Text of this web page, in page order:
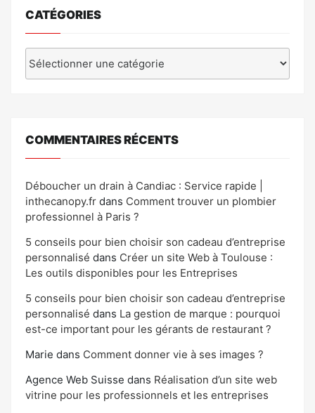
CATÉGORIES
COMMENTAIRES RÉCENTS
Déboucher un drain à Candiac : Service rapide |
inthecanopy.fr dans Comment trouver un plombier
professionnel à Paris ?
5 conseils pour bien choisir son cadeau d’entreprise
personnalisé dans Créer un site Web à Toulouse :
Les outils disponibles pour les Entreprises
5 conseils pour bien choisir son cadeau d’entreprise
personnalisé dans La gestion de marque : pourquoi
est-ce important pour les gérants de restaurant ?
Marie dans Comment donner vie à ses images ?
Agence Web Suisse dans Réalisation d’un site web
vitrine pour les professionnels et les entreprises